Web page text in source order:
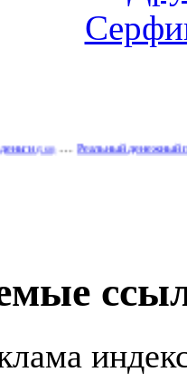
…Реальный денежный поток(590)